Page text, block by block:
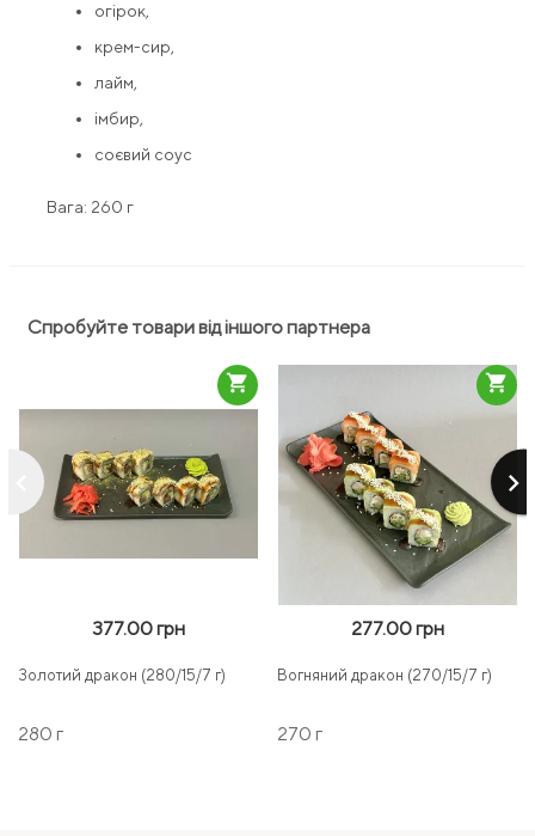
огірок,
крем-сир,
лайм,
імбир,
соєвий соус
Вага: 260 г
Спробуйте товари від іншого партнера
keyboard_arrow_right
377.00 грн
Золотий дракон (280/15/7 г)
280 г
shopping_cart
277.00 грн
Вогняний дракон (270/15/7 г)
270 г
shopping_cart